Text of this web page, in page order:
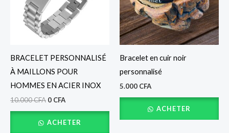
BRACELET PERSONNALISÉ
À MAILLONS POUR
HOMMES EN ACIER INOX
10.000CFA 0 CFA
ACHETER
Bracelet en cuir noir
personnalisé
5.000 CFA
ACHETER